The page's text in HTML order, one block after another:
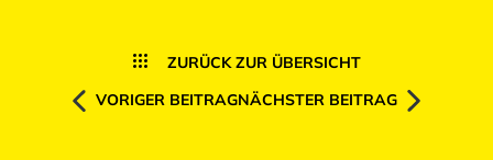
ZURÜCK ZUR ÜBERSICHT
VORIGER BEITRAGNÄCHSTER BEITRAG